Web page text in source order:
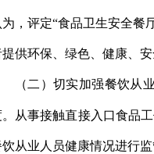
为，评定“食品卫生安全餐
供环保、绿色、健康、
（二）切实加强餐饮从
。从事接触直接入口食品
饮从业人员健康情况进行